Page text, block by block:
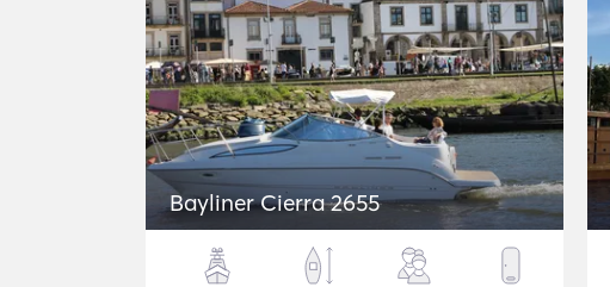
Bayliner Cierra 2655